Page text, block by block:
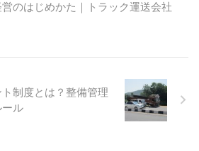
ッ
わか
への
ック
物の
のはじめかた｜トラック運送会社
制度とは？整備管理
ル